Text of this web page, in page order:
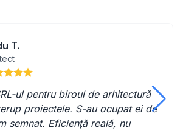
T.
ul pentru biroul de arhitectură
proiectele. S-au ocupat ei de
semnat. Eficiență reală, nu